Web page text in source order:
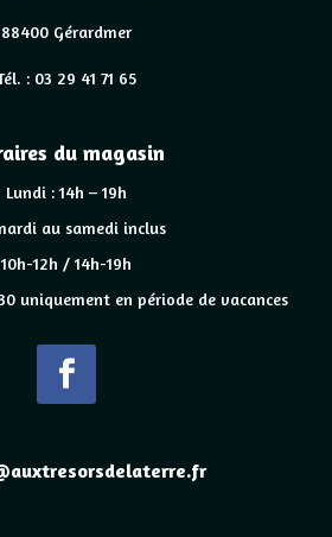
88400 Gérardmer
: 03 29 41 71 65
du magasin
Lundi : 14h – 19h
au samedi inclus
10h-12h / 14h-19h
uniquement en période de vacances